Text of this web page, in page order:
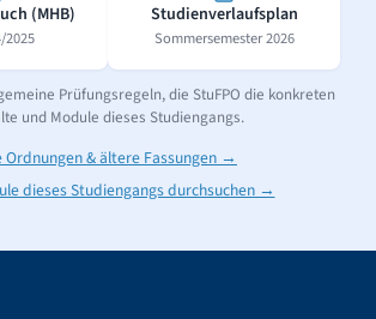
(MHB)
2025
Studienverlaufsplan
Sommersemester 2026
Prüfungsregeln, die StuFPO die konkreten
und Module dieses Studiengangs.
Ordnungen & ältere Fassungen →
dieses Studiengangs durchsuchen →